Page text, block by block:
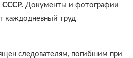
СССР. Документы и фотографии
каждодневный труд
следователям, погибшим при